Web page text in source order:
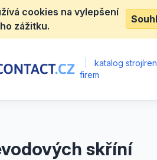
cookies na vylepšení
zážitku.
katalog
firem
skříní